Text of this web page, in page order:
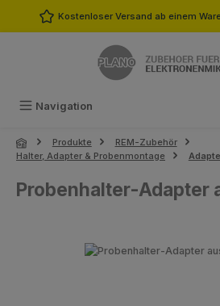
Zum Hauptinhalt springen
Kostenloser Versand ab einem
Navigation
Produkte
REM-Zubehör
Halter, Adapter & Probenmontage
Probenhalter-Adapter
Bildergalerie überspringen